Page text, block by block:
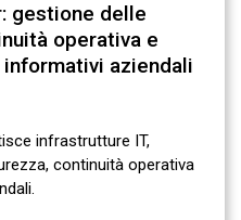
gestione delle
operativa e
aziendali
infrastrutture IT,
continuità operativa